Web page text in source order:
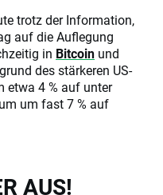
trotz der Information,
auf die Auflegung
in Bitcoin und
des stärkeren US-
etwa 4 % auf unter
um fast 7 % auf
AUS!